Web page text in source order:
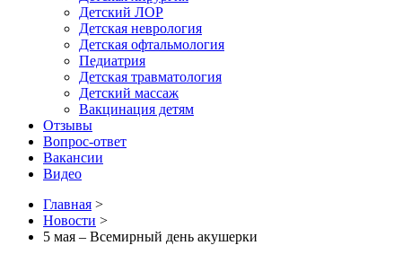
Детский ЛОР
Детская неврология
Детская офтальмология
Педиатрия
Детская травматология
Детский массаж
Вакцинация детям
Отзывы
Вопрос-ответ
Вакансии
Видео
Главная >
Новости >
5 мая – Всемирный день акушерки